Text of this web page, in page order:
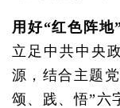
用好“红色阵地
立足中共中央
源，结合主题
颂、践、悟”六